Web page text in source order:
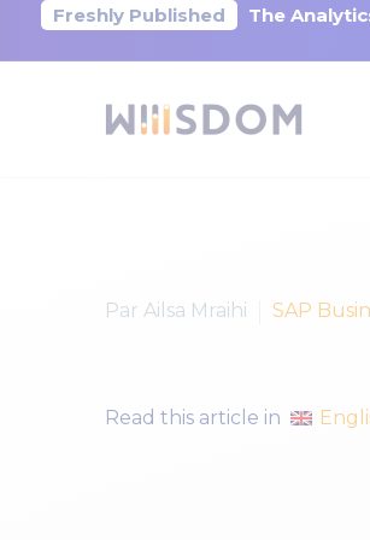
Freshly Published The
Par Ailsa Mraihi SAP
Read this article in